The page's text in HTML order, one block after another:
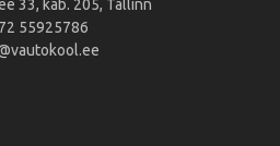
33, kab. 205, Tallinn
55925786